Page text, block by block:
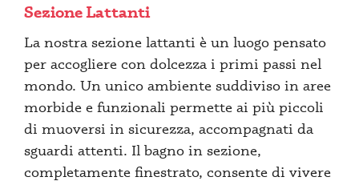
Sezione Lattanti
La nostra sezione lattanti è un luogo pensato
per accogliere con dolcezza i primi passi nel
mondo. Un unico ambiente suddiviso in aree
morbide e funzionali permette ai più piccoli
di muoversi in sicurezza, accompagnati da
sguardi attenti. Il bagno in sezione,
completamente finestrato, consente di vivere